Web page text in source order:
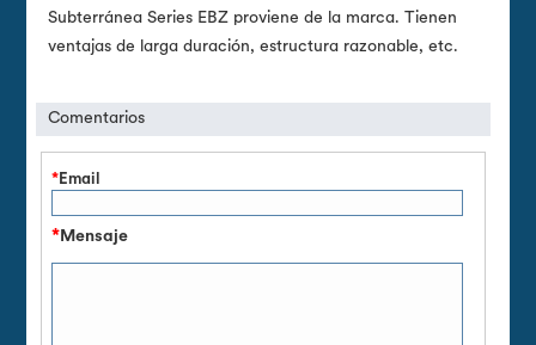
Subterránea Series EBZ proviene de la marca. Tienen
ventajas de larga duración, estructura razonable, etc.
Comentarios
*Email
*Mensaje